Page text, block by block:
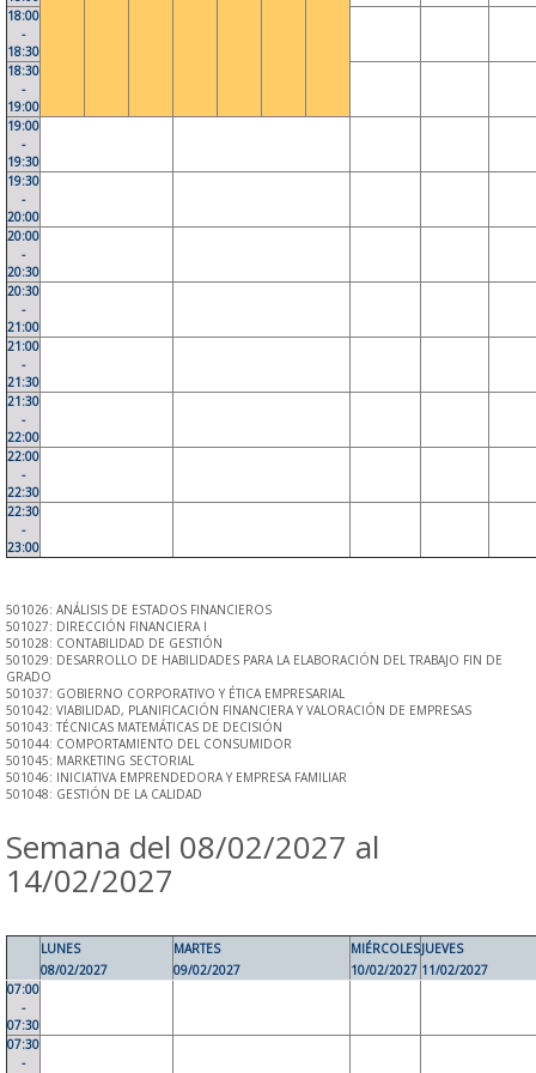
18:00
-
18:30
18:30
-
19:00
19:00
-
19:30
19:30
-
20:00
20:00
-
20:30
20:30
-
21:00
21:00
-
21:30
21:30
-
22:00
22:00
-
22:30
22:30
-
23:00
501026: ANÁLISIS DE ESTADOS FINANCIEROS
501027: DIRECCIÓN FINANCIERA I
501028: CONTABILIDAD DE GESTIÓN
501029: DESARROLLO DE HABILIDADES PARA LA ELABORACIÓN DEL TRABAJO FIN DE
GRADO
501037: GOBIERNO CORPORATIVO Y ÉTICA EMPRESARIAL
501042: VIABILIDAD, PLANIFICACIÓN FINANCIERA Y VALORACIÓN DE EMPRESAS
501043: TÉCNICAS MATEMÁTICAS DE DECISIÓN
501044: COMPORTAMIENTO DEL CONSUMIDOR
501045: MARKETING SECTORIAL
501046: INICIATIVA EMPRENDEDORA Y EMPRESA FAMILIAR
501048: GESTIÓN DE LA CALIDAD
Semana del 08/02/2027 al
14/02/2027
LUNES
08/02/2027
MARTES
09/02/2027
MIÉRCOLES
10/02/2027
JUEVES
11/02/2027
07:00
-
07:30
07:30
-